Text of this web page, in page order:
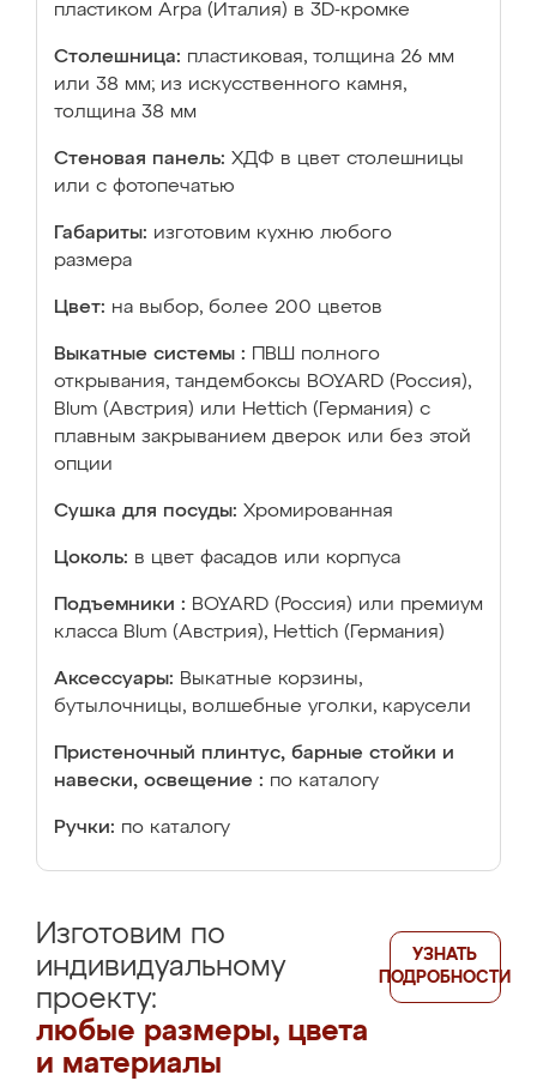
пластиком Arpa (Италия) в 3D-кромке
Столешница: пластиковая, толщина 26 мм
или 38 мм; из искусственного камня,
толщина 38 мм
Стеновая панель: ХДФ в цвет столешницы
или с фотопечатью
Габариты: изготовим кухню любого
размера
Цвет: на выбор, более 200 цветов
Выкатные системы :
ПВШ полного
открывания, тандембоксы BOYARD (Россия),
Blum (Австрия) или Hettich (Германия) с
плавным закрыванием дверок или без этой
опции
Сушка для посуды: Хромированная
Цоколь: в цвет фасадов или корпуса
Подъемники : BOYARD (Россия) или премиум
класса Blum (Австрия), Hettich (Германия)
Аксессуары: Выкатные корзины,
бутылочницы, волшебные уголки, карусели
Пристеночный плинтус, барные стойки и
навески, освещение : по каталогу
Ручки: по каталогу
Изготовим по
индивидуальному
проекту:
любые размеры, цвета
и материалы
УЗНАТЬ
ПОДРОБНОСТИ